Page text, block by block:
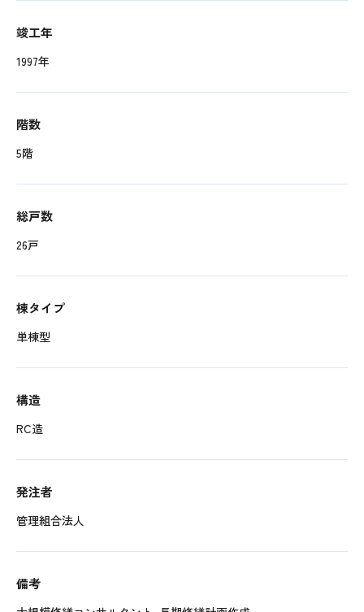
竣工年
1997年
階数
5階
総戸数
26戸
棟タイプ
単棟型
構造
RC造
発注者
管理組合法人
備考